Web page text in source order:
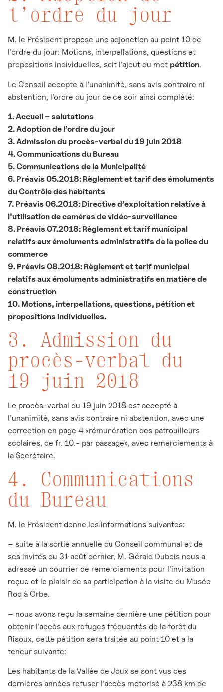
l’ordre du jour
M. le Président propose une adjonction au point 10 de
l’ordre du jour: Motions, interpellations, questions et
propositions individuelles, soit l’ajout du mot pétition.
Le Conseil accepte à l’unanimité, sans avis contraire ni
abstention, l’ordre du jour de ce soir ainsi complété:
1. Accueil – salutations
2. Adoption de l’ordre du jour
3. Admission du procès-verbal du 19 juin 2018
4. Communications du Bureau
5. Communications de la Municipalité
6. Préavis 05.2018: Règlement et tarif des émoluments
du Contrôle des habitants
7. Préavis 06.2018: Directive d’exploitation relative à
l’utilisation de caméras de vidéo-surveillance
8. Préavis 07.2018: Règlement et tarif municipal
relatifs aux émoluments administratifs de la police du
commerce
9. Préavis 08.2018: Règlement et tarif municipal
relatifs aux émoluments administratifs en matière de
construction
10. Motions, interpellations, questions, pétition et
propositions individuelles.
3. Admission du
procès-verbal du
19 juin 2018
Le procès-verbal du 19 juin 2018 est accepté à
l’unanimité, sans avis contraire ni abstention, avec une
correction en page 4 «rémunération des patrouilleurs
scolaires, de fr. 10.- par passage», avec remerciements à
la Secrétaire.
4. Communications
du Bureau
M. le Président donne les informations suivantes:
– suite à la sortie annuelle du Conseil communal et de
ses invités du 31 août dernier, M. Gérald Dubois nous a
adressé un courrier de remerciements pour l’invitation
reçue et le plaisir de sa participation à la visite du Musée
Rod à Orbe.
– nous avons reçu la semaine dernière une pétition pour
obtenir l’accès aux refuges fréquentés de la forêt du
Risoux, cette pétition sera traitée au point 10 et a la
teneur suivante:
Les habitants de la Vallée de Joux se sont vus ces
dernières années refuser l’accès motorisé à 238 km de